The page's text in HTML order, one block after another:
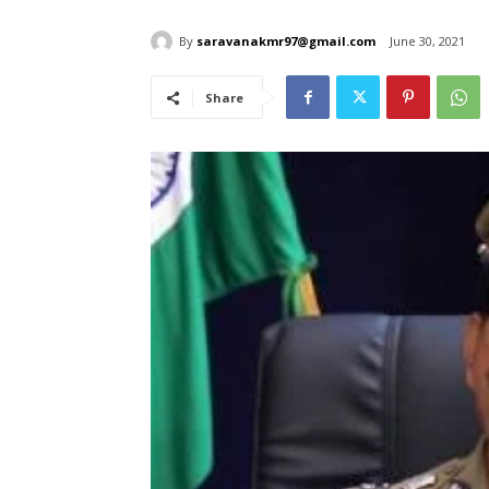
By saravanakmr97@gmail.com June 30, 2021
Share